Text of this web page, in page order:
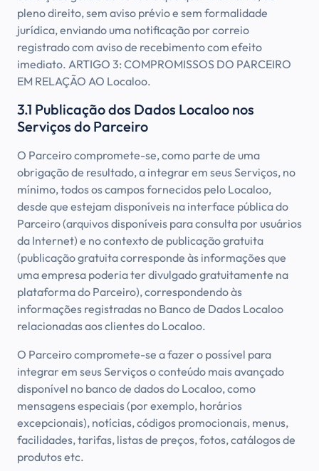
pleno direito, sem aviso prévio e sem formalidade
jurídica, enviando uma notificação por correio
registrado com aviso de recebimento com efeito
imediato. ARTIGO 3: COMPROMISSOS DO PARCEIRO
EM RELAÇÃO AO Localoo.
3.1 Publicação dos Dados Localoo nos
Serviços do Parceiro
O Parceiro compromete-se, como parte de uma
obrigação de resultado, a integrar em seus Serviços, no
mínimo, todos os campos fornecidos pelo Localoo,
desde que estejam disponíveis na interface pública do
Parceiro (arquivos disponíveis para consulta por usuários
da Internet) e no contexto de publicação gratuita
(publicação gratuita corresponde às informações que
uma empresa poderia ter divulgado gratuitamente na
plataforma do Parceiro), correspondendo às
informações registradas no Banco de Dados Localoo
relacionadas aos clientes do Localoo.
O Parceiro compromete-se a fazer o possível para
integrar em seus Serviços o conteúdo mais avançado
disponível no banco de dados do Localoo, como
mensagens especiais (por exemplo, horários
excepcionais), notícias, códigos promocionais, menus,
facilidades, tarifas, listas de preços, fotos, catálogos de
produtos etc.